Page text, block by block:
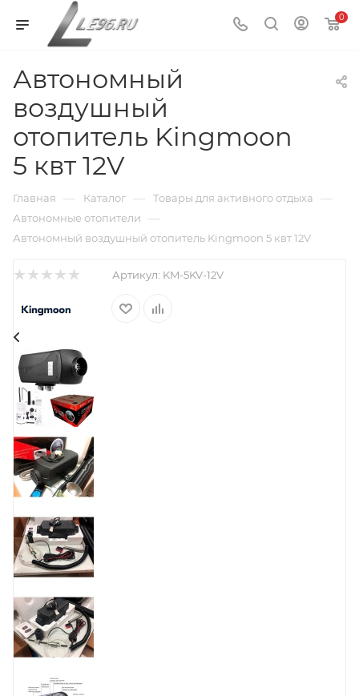
0
Автономный
воздушный
отопитель Kingmoon
5 квт 12V
Главная — Каталог — Товары для активного отдыха —
Автономные отопители —
Автономный воздушный отопитель Kingmoon 5 квт 12V
Артикул: KM-5KV-12V